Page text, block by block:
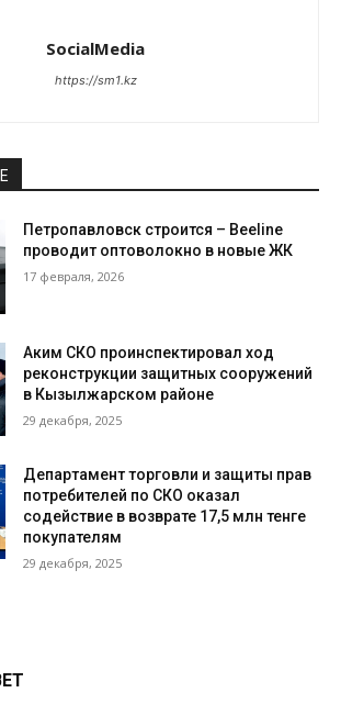
SocialMedia
https://sm1.kz
Петропавловск строится – Beeline
проводит оптоволокно в новые ЖК
17 февраля, 2026
Аким СКО проинспектировал ход
реконструкции защитных сооружений
в Кызылжарском районе
29 декабря, 2025
Департамент торговли и защиты прав
потребителей по СКО оказал
содействие в возврате 17,5 млн тенге
покупателям
29 декабря, 2025